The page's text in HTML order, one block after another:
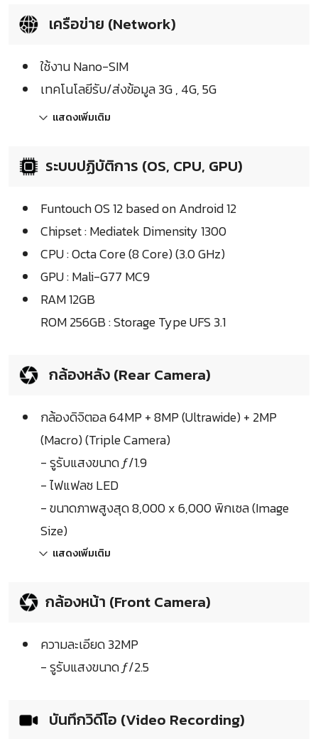
เครือข่าย (Network)
ใช้งาน Nano-SIM
เทคโนโลยีรับ/ส่งข้อมูล 3G , 4G, 5G
แสดงเพิ่มเติม
ระบบปฏิบัติการ (OS, CPU, GPU)
Funtouch OS 12 based on Android 12
Chipset : Mediatek Dimensity 1300
CPU : Octa Core (8 Core) (3.0 GHz)
GPU : Mali-G77 MC9
RAM 12GB
ROM 256GB : Storage Type UFS 3.1
กล้องหลัง (Rear Camera)
กล้องดิจิตอล 64MP + 8MP (Ultrawide) + 2MP
(Macro) (Triple Camera)
- รูรับแสงขนาด ƒ/1.9
- ไฟแฟลช LED
- ขนาดภาพสูงสุด 8,000 x 6,000 พิกเซล (Image
Size)
แสดงเพิ่มเติม
กล้องหน้า (Front Camera)
ความละเอียด 32MP
- รูรับแสงขนาด ƒ/2.5
บันทึกวิดีโอ (Video Recording)